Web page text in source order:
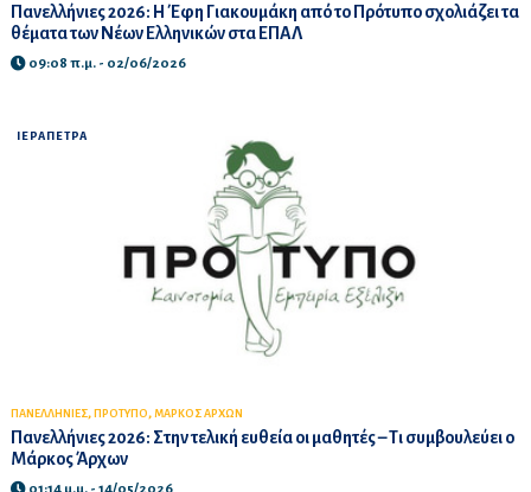
Πανελλήνιες 2026: Η Έφη Γιακουμάκη από το Πρότυπο σχολιάζει τα
θέματα των Νέων Ελληνικών στα ΕΠΑΛ
09:08 π.μ. - 02/06/2026
ΙΕΡΑΠΕΤΡΑ
ΠΑΝΕΛΛΗΝΙΕΣ, ΠΡΟΤΥΠΟ, ΜΑΡΚΟΣ ΑΡΧΩΝ
Πανελλήνιες 2026: Στην τελική ευθεία οι μαθητές – Τι συμβουλεύει ο
Μάρκος Άρχων
01:14 μ.μ. - 14/05/2026